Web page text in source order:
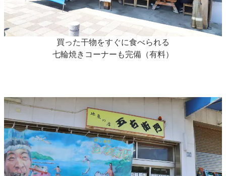
買った干物をすぐに食べられる
七輪焼きコーナーも完備（有料）